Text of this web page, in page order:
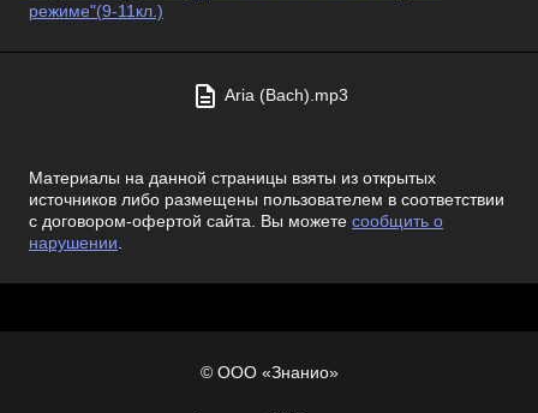
режиме"(9-11кл.)
Aria (Bach).mp3
Материалы на данной страницы взяты из открытых
источников либо размещены пользователем в соответствии
с договором-офертой сайта. Вы можете сообщить о
нарушении.
© ООО «Знанио»